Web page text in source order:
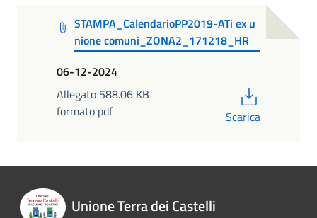
STAMPA_CalendarioPP2019-ATi ex u
nione comuni_ZONA2_171218_HR
06-12-2024
Allegato 588.06 KB
formato pdf
Scarica
Unione Terra dei Castelli